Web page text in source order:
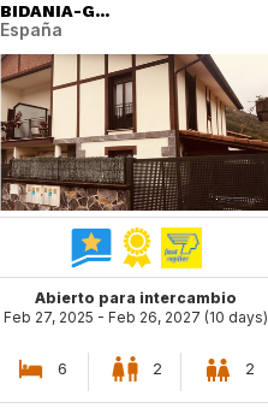
BIDANIA-G...
España
Abierto para intercambio
Feb 27, 2025 - Feb 26, 2027 (10 days)
6 2 2